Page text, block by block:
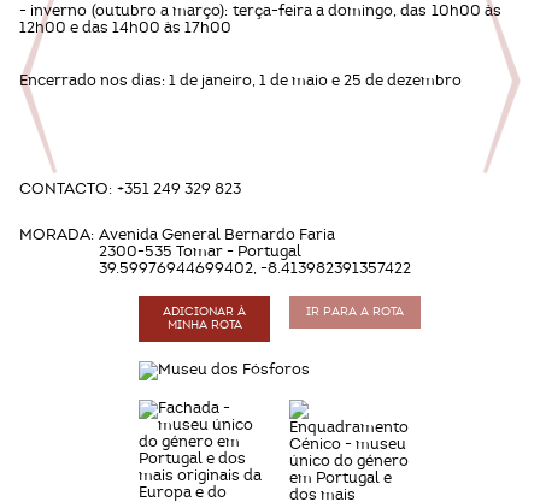
- inverno (outubro a março): terça-feira a domingo, das 10h00 às
12h00 e das 14h00 às 17h00
Encerrado nos dias: 1 de janeiro, 1 de maio e 25 de dezembro
CONTACTO: +351 249 329 823
MORADA: Avenida General Bernardo Faria
2300-535 Tomar - Portugal
39.59976944699402, -8.413982391357422
ADICIONAR À
MINHA ROTA
IR PARA A ROTA